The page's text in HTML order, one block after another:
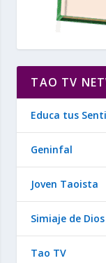
TAO TV
Educa tus
Geninfal
Joven Taoista
Simiaje de Dios
Tao TV